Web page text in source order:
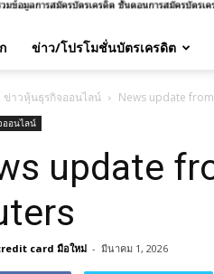
นสด
อ
คล
นุมัติ
การ
ข่าว/โปรโมชั่นบัตรเครดิต
ข่าวหุ้นธุรกิจออนไลน์ News update
ออนไลน์
update
card มือใหม่ - มีนาคม 1, 2026